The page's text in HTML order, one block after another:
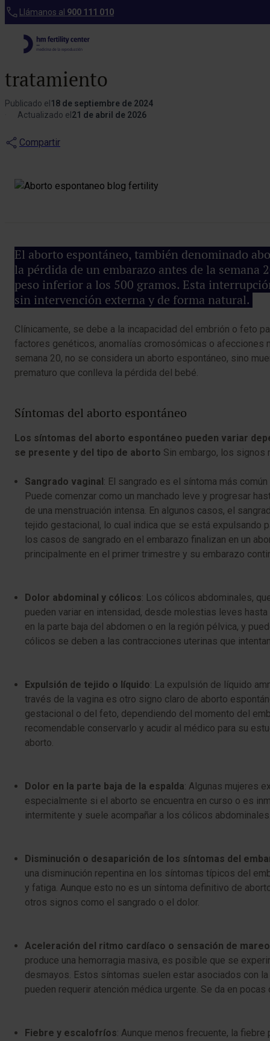
Llámanos al 900 111 010
Blog
Aborto espontáneo:
síntomas, causas y
tratamiento
Publicado el 18 de septiembre de 2024
Actualizado el 21 de abril de 2026
Compartir
El aborto espontáneo, también denominado
la pérdida de un embarazo antes de la semana
peso inferior a los 500 gramos. Esta
sin intervención externa y de forma natural.
Clínicamente, se debe a la incapacidad del embrión o feto
factores genéticos, anomalías cromosómicas o afecciones
semana 20, no se considera un aborto espontáneo, sino
prematuro que conlleva la pérdida del bebé.
Síntomas del aborto espontáneo
Los síntomas del aborto espontáneo pueden variar
se presente y del tipo de aborto Sin embargo, los signos
Sangrado vaginal : El sangrado es el síntoma más
Puede comenzar como un manchado leve y progresar
de una menstruación intensa. En algunos casos, el
tejido gestacional, lo cual indica que se está expulsando
los casos de sangrado en el embarazo finalizan en un
principalmente en el primer trimestre y su embarazo
Dolor abdominal y cólicos: Los cólicos abdominales,
pueden variar en intensidad, desde molestias leves
en la parte baja del abdomen o en la región pélvica, y
cólicos se deben a las contracciones uterinas que
Expulsión de tejido o líquido: La expulsión de líquido
través de la vagina es otro signo claro de aborto
gestacional o del feto, dependiendo del momento del
recomendable conservarlo y acudir al médico para su
aborto.
Dolor en la parte baja de la espalda: Algunas mujeres
especialmente si el aborto se encuentra en curso o es
intermitente y suele acompañar a los cólicos
Disminución o desaparición de los síntomas del
una disminución repentina en los síntomas típicos del
y fatiga. Aunque esto no es un síntoma definitivo de
otros signos como el sangrado o el dolor.
Aceleración del ritmo cardíaco o sensación de
produce una hemorragia masiva, es posible que se
desmayos. Estos síntomas suelen estar asociados con
pueden requerir atención médica urgente. Se da en pocas
Fiebre y escalofríos: Aunque menos frecuente, la